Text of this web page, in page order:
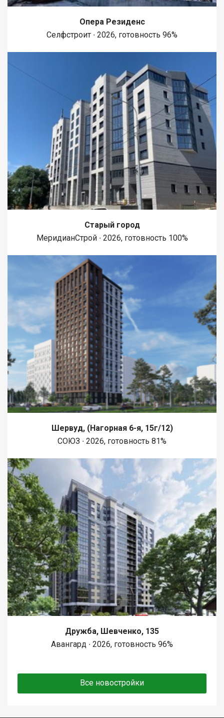
Опера Резиденс
Селфстроит ∙ 2026, готовность 96%
Старый город
МеридианСтрой ∙ 2026, готовность 100%
Шервуд, (Нагорная 6-я, 15г/12)
СОЮЗ ∙ 2026, готовность 81%
Дружба, Шевченко, 135
Авангард ∙ 2026, готовность 96%
Все новостройки